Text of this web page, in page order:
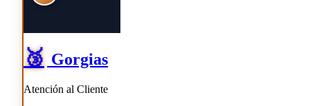
🥉 Gorgias
Atención al Cliente